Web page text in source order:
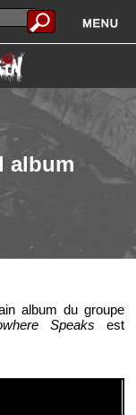
album
album du groupe
Speaks est